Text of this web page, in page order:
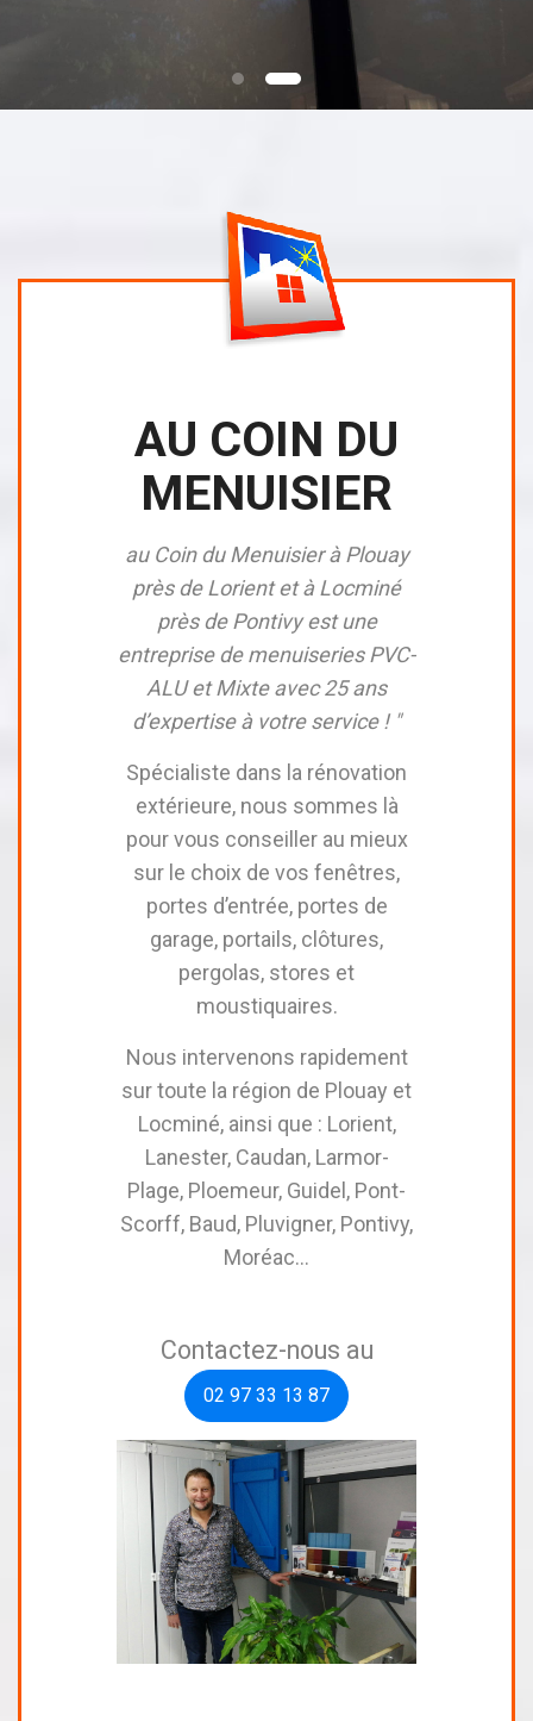
AU COIN DU
MENUISIER
au Coin du Menuisier à Plouay
près de Lorient et à Locminé
près de Pontivy est une
entreprise de menuiseries PVC-
ALU et Mixte avec 25 ans
d’expertise à votre service ! "
Spécialiste dans la rénovation
extérieure, nous sommes là
pour vous conseiller au mieux
sur le choix de vos fenêtres,
portes d’entrée, portes de
garage, portails, clôtures,
pergolas, stores et
moustiquaires.
Nous intervenons rapidement
sur toute la région de Plouay et
Locminé, ainsi que : Lorient,
Lanester, Caudan, Larmor-
Plage, Ploemeur, Guidel, Pont-
Scorff, Baud, Pluvigner, Pontivy,
Moréac…
Contactez-nous au
02 97 33 13 87